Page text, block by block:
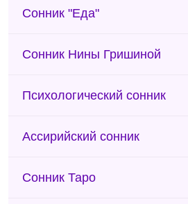
Сонник "Еда"
Сонник Нины Гришиной
Психологический сонник
Ассирийский сонник
Сонник Таро